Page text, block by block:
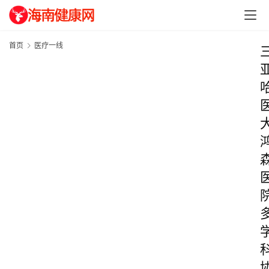
首页 医疗一线